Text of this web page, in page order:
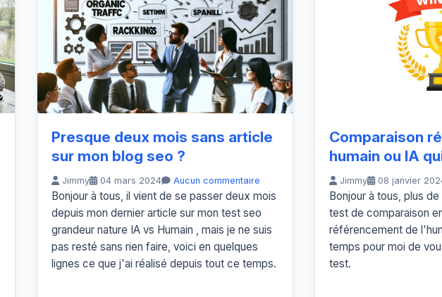
Presque deux mois sans article
sur mon blog seo ?
Jimmy 04 mars 2024 Aucun commentaire
Bonjour à tous, il vient de se passer deux mois
depuis mon dernier article sur mon test seo
grandeur nature IA vs Humain , mais je ne suis
pas resté sans rien faire, voici en quelques
lignes ce que j'ai réalisé depuis tout ce temps.
Comparaison
humain ou IA
Jimmy 08 janvier
Bonjour à tous, plus
test de comparaison
référencement de
temps pour moi de
test.